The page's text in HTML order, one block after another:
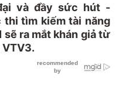
và đầy sức hút -
thi tìm kiếm tài năng
sẽ ra mắt khán giả từ